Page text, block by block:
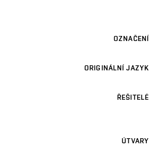
OZNAČENÍ
ORIGINÁLNÍ JAZYK
ŘEŠITELÉ
ÚTVARY